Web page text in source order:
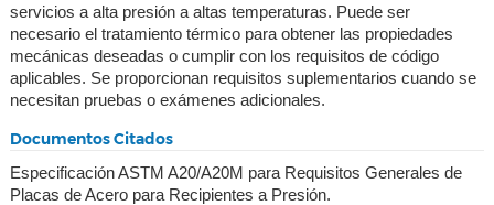
servicios a alta presión a altas temperaturas. Puede ser
necesario el tratamiento térmico para obtener las propiedades
mecánicas deseadas o cumplir con los requisitos de código
aplicables. Se proporcionan requisitos suplementarios cuando se
necesitan pruebas o exámenes adicionales.
Documentos Citados
Especificación ASTM A20/A20M para Requisitos Generales de
Placas de Acero para Recipientes a Presión.